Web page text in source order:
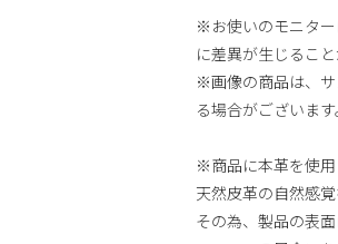
※お使いのモニタ
に差異が生じること
※画像の商品は、
る場合がございます
※商品に本革を使用
天然皮革の自然感
その為、製品の表